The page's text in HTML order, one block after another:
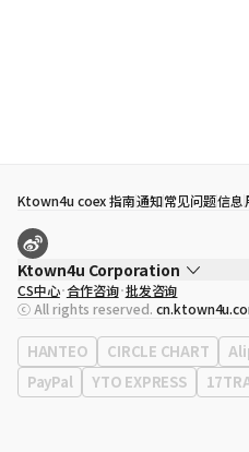
Ktown4u coex 指南通知常见问题信息
Ktown4u Corporation
代表
宋効珉
营业执照 120-87-71116
公司地址 首尔特别市 江南区 岭东大路
CS中心 合作咨询 批发咨询
ⓒ All rights reserved.
HANTEO CIRCLE CHART
PayPal
YTO EXPRESS